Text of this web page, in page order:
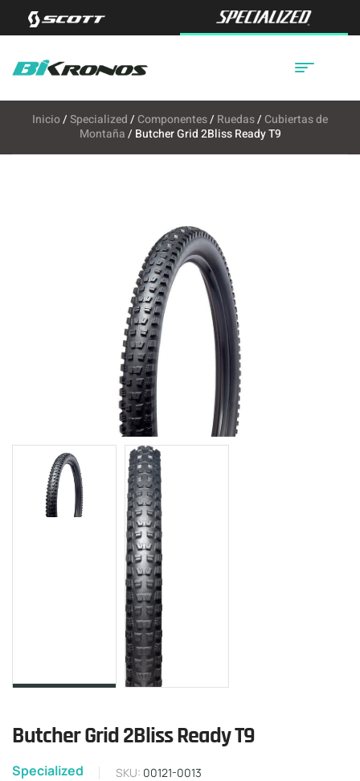
Inicio/Specialized/ Componentes/ Ruedas/ Cubiertas de
Montaña/ Butcher Grid 2Bliss Ready T9
Butcher Grid 2Bliss Ready T9
Specialized SKU: 00121-0013